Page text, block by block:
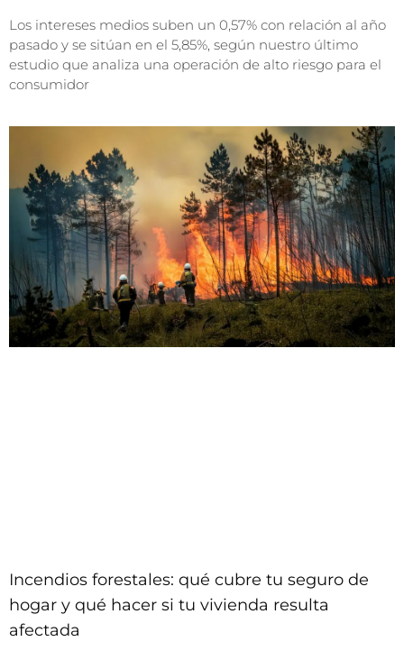
Los intereses medios suben un 0,57% con relación al año
pasado y se sitúan en el 5,85%, según nuestro último
estudio que analiza una operación de alto riesgo para el
consumidor
Incendios forestales: qué cubre tu seguro de
hogar y qué hacer si tu vivienda resulta
afectada